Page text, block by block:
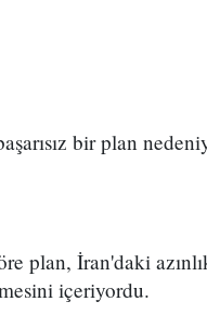
bir plan
plan, İran'daki
içeriyordu.